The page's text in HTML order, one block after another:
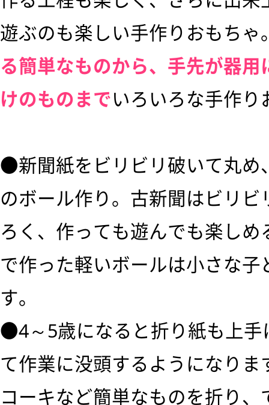
遊ぶのも楽しい手作りおもちゃ
る簡単なものから、手先が器
けのものまでいろいろな手作
●新聞紙をビリビリ破いて丸め
のボール作り。古新聞はビリ
ろく、作っても遊んでも楽し
で作った軽いボールは小さな
す。
●4～5歳になると折り紙も上手
て作業に没頭するようになり
コーキなど簡単なものを折り